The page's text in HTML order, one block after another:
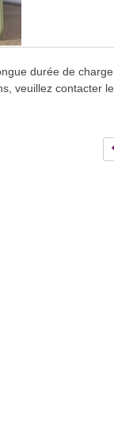
durée de charge.
veuillez contacter le